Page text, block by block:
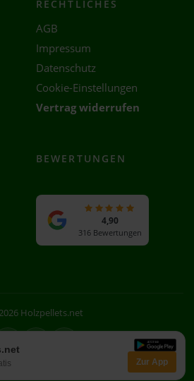
Zur App
RECHTLICHES
AGB
Impressum
Datenschutz
Cookie-Einstellungen
Vertrag widerrufen
BEWERTUNGEN
4,90
316 Bewertungen
Holzpellets.net
Facebook